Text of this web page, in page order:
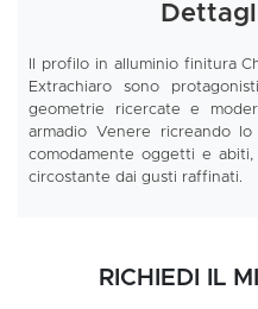
Il profilo in alluminio finitura
Extrachiaro sono
geometrie ricercate e
armadio Venere ricreando
comodamente oggetti e abiti,
circostante dai gusti raffinati.
RICHIEDI IL